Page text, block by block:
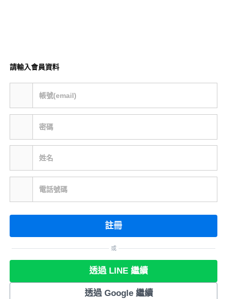
請輸入會員資料
帳號(email)
密碼
姓名
電話號碼
註冊
或
透過 LINE 繼續
透過 Google 繼續